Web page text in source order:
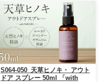
S064-050_天草ヒノキ・ アウト
ドア スプレー 50ml 「with